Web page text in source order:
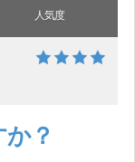
人気度
？